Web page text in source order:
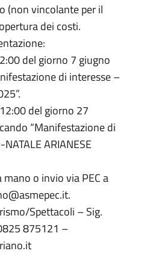
(non vincolante per il
dei costi.
del giorno 7 giugno
di interesse –
del giorno 27
“Manifestazione di
ARIANESE
o invio via PEC a
Spettacoli – Sig.
875121 –